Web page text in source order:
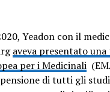
Yeadon con il
aveva presentato
per i Medicinali
di tutti gli